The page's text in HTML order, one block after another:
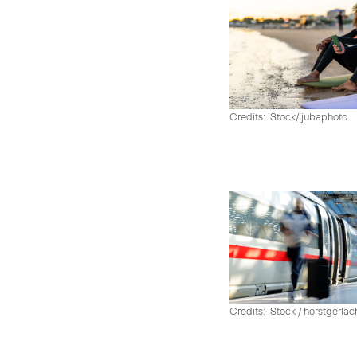
Credits: iStock/ljubaphoto
Credits: iStock /